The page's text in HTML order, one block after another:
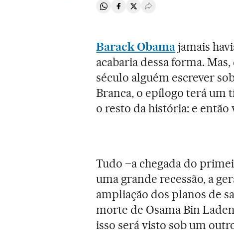
Compartir en Whatsapp
Compartir en Facebook
Compartir en Twitter
Desplegar Redes Sociales
Barack Obamajamais
acabaria dessa forma.
século alguém escrever
Branca, o epílogo terá
o resto da história: e então
Tudo –a chegada do
uma grande recessão, a
ampliação dos planos de
morte de Osama Bin
isso será visto sob um